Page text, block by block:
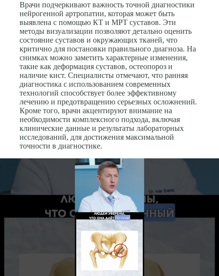
Врачи подчеркивают важность точной диагностики
нейрогенной артропатии, которая может быть
выявлена с помощью КТ и МРТ суставов. Эти
методы визуализации позволяют детально оценить
состояние суставов и окружающих тканей, что
критично для постановки правильного диагноза. На
снимках можно заметить характерные изменения,
такие как деформация суставов, остеопороз и
наличие кист. Специалисты отмечают, что ранняя
диагностика с использованием современных
технологий способствует более эффективному
лечению и предотвращению серьезных осложнений.
Кроме того, врачи акцентируют внимание на
необходимости комплексного подхода, включая
клинические данные и результаты лабораторных
исследований, для достижения максимальной
точности в диагностике.